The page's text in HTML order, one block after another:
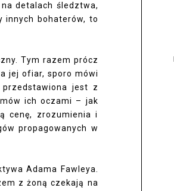
detalach śledztwa,
innych bohaterów, to
Tym razem prócz
jej ofiar, sporo mówi
jest z
ich oczami – jak
cenę, zrozumienia i
propagowanych w
Adama Fawleya.
z żoną czekają na